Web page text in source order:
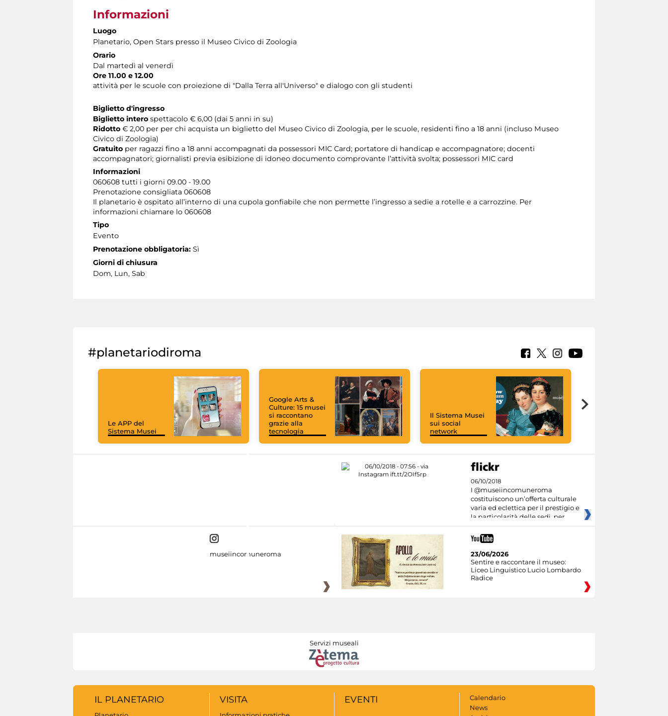
Informazioni
Luogo
Planetario, Open Stars presso il Museo Civico di Zoologia
Orario
Dal martedì al venerdì
Ore 11.00 e 12.00
attività per le scuole con proiezione di "Dalla Terra all'Universo" e dialogo con gli studenti
Biglietto d'ingresso
Biglietto intero spettacolo € 6,00 (dai 5 anni in su)
Ridotto € 2,00 per per chi acquista un biglietto del Museo Civico di Zoologia, per le scuole, residenti fino a 18 anni (incluso Museo
Civico di Zoologia)
Gratuito per ragazzi fino a 18 anni accompagnati da possessori MIC Card; portatore di handicap e accompagnatore; docenti
accompagnatori; giornalisti previa esibizione di idoneo documento comprovante l’attività svolta; possessori MIC card
Informazioni
060608 tutti i giorni 09.00 - 19.00
Prenotazione consigliata 060608
​Il planetario è ospitato all’interno di una cupola gonfiabile che non permette l’ingresso a sedie a rotelle e a carrozzine. Per
informazioni chiamare lo 060608
Tipo
Evento
Prenotazione obbligatoria: Sì
Giorni di chiusura
Dom, Lun, Sab
#planetariodiroma
Le APP del
Sistema Musei
Google Arts &
Culture: 15 musei
si raccontano
grazie alla
tecnologia
Il Sistema Musei
sui social
network
06/10/2018
I @museiincomuneroma
costituiscono un’offerta culturale
varia ed eclettica per il prestigio e
la particolarità delle sedi, per
museiincomuneroma
23/06/2026
Sentire e raccontare il museo:
Liceo Linguistico Lucio Lombardo
Radice
Servizi museali
IL PLANETARIO VISITA EVENTI
Calendario
News